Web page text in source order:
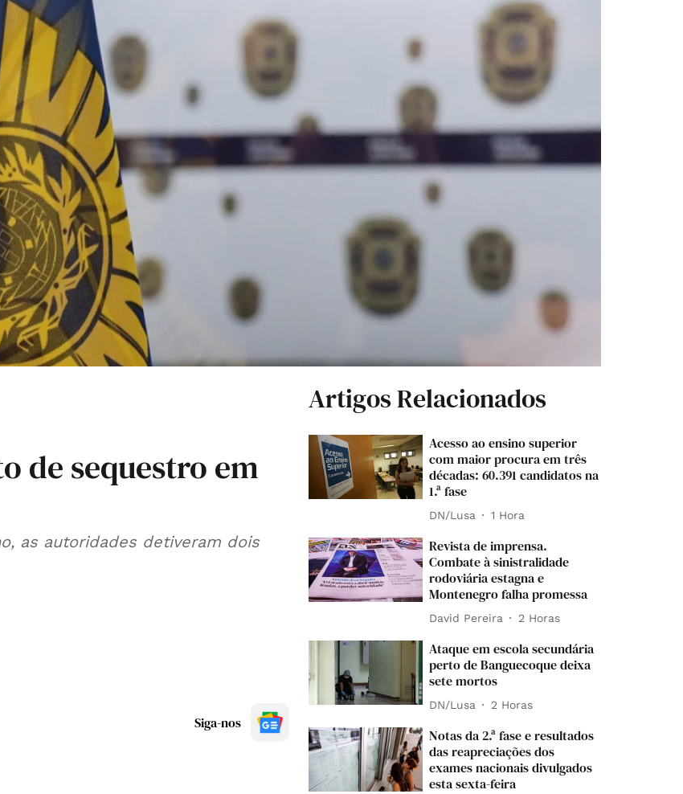
de sequestro em
as autoridades detiveram dois
Siga-nos
Artigos Relacionados
Acesso ao ensino superior
com maior procura em três
décadas: 60.391 candidatos na
1.ª fase
DN/Lusa 1 Hora
Revista de imprensa.
Combate à sinistralidade
rodoviária estagna e
Montenegro falha promessa
David Pereira 2 Horas
Ataque em escola secundária
perto de Banguecoque deixa
sete mortos
DN/Lusa 2 Horas
Notas da 2.ª fase e resultados
das reapreciações dos
exames nacionais divulgados
esta sexta-feira